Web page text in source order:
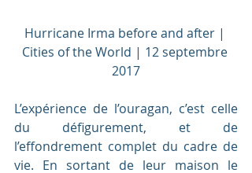
Hurricane Irma before and after |
Cities of the World | 12 septembre
2017
L’expérience de l’ouragan, c’est celle
du défigurement, et de
l’effondrement complet du cadre de
vie. En sortant de leur maison le